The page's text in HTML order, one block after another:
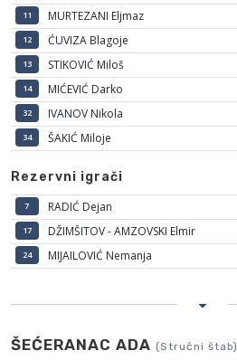
11 MURTEZANI Eljmaz
12 ĆUVIZA Blagoje
13 STIKOVIĆ Miloš
14 MIĆEVIĆ Darko
32 IVANOV Nikola
34 ŠAKIĆ Miloje
Rezervni igrači
7 RADIĆ Dejan
17 DŽIMŠITOV - AMZOVSKI Elmir
24 MIJAILOVIĆ Nemanja
ŠEĆERANAC ADA (Stručni štab)